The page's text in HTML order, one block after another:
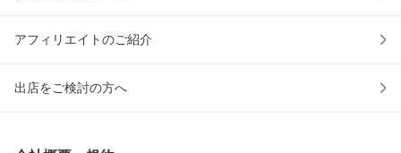
アフィリエイトのご紹介
出店をご検討の方へ